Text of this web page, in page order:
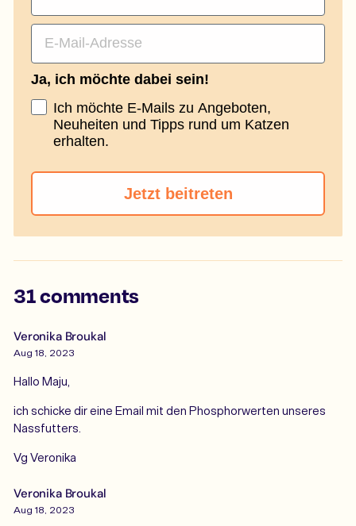
Email
Ja, ich möchte dabei sein!
Ich möchte E-Mails zu Angeboten,
Neuheiten und Tipps rund um Katzen
erhalten.
Jetzt beitreten
31 comments
Veronika Broukal
Aug 18, 2023
Hallo Maju,
ich schicke dir eine Email mit den Phosphorwerten unseres
Nassfutters.
Vg Veronika
Veronika Broukal
Aug 18, 2023